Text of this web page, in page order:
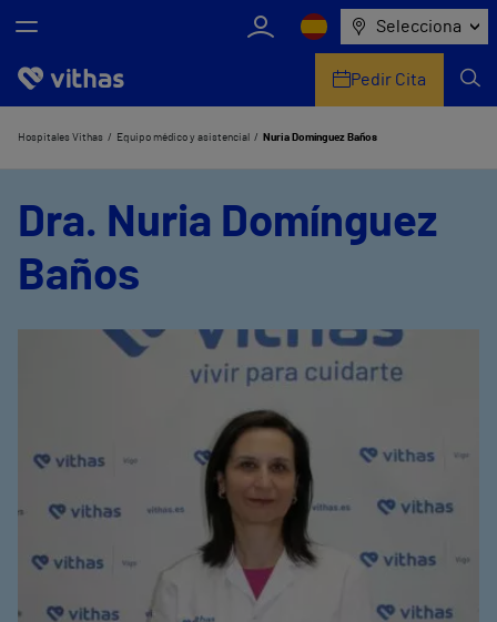
Selecciona
Nosotros
Información útil
Pedir Cita
Hospitales Vithas Equipo médico y asistencial Nuria Domínguez Baños
Dra. Nuria Domínguez
Baños